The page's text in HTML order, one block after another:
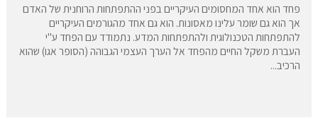
פחד הוא אחד המחסומים העיקריים בפני ההתפתחות הרוחנית של האדם
אך הוא גם שומר עלינו מאסונות. הוא גם אחד מהגורמים העיקריים
להתפתחות הטכנולוגית ולהתפתחות המדע. נתמודד עם הפחד ע"י
העברת משקל החיים מהפחד אל הערך העצמי הגבוהה (הסופר אגו) שהוא
הרכיב...